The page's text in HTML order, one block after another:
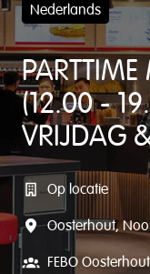
Nederlands
PARTTIME
(12.00 -
VRIJDAG
Op locatie
Oosterhout,
FEBO Oosterhout